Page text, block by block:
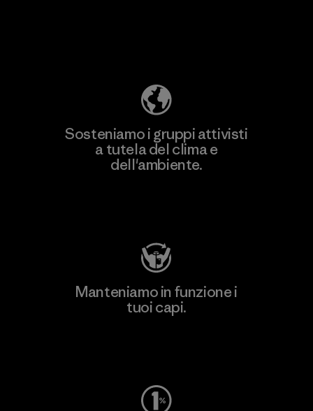
Sosteniamo i gruppi attivisti
a tutela del clima e
dell'ambiente.
Manteniamo in funzione i
tuoi capi.